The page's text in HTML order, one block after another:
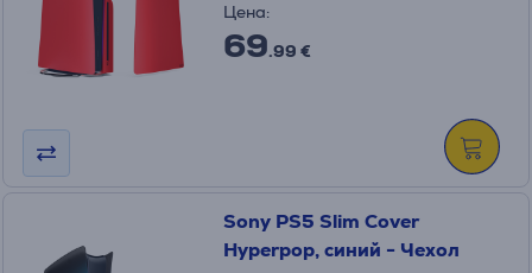
Цена:
69.99 €
Sony PS5 Slim Cover
Hyperpop, синий - Чехол